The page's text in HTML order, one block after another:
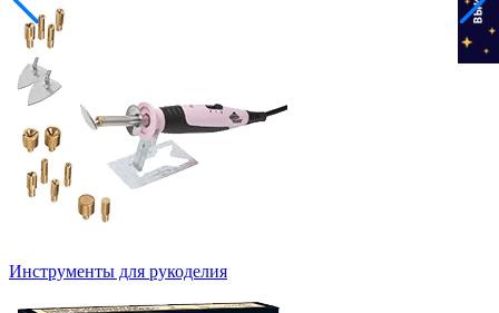
Инструменты для рукоделия